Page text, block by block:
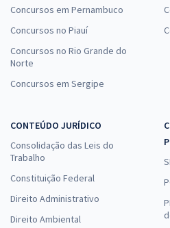
Concursos em Pernambuco
Concursos no Piauí
Concursos no Rio Grande do
Norte
Concursos em Sergipe
CONTEÚDO JURÍDICO
Consolidação das Leis do
Trabalho
Constituição Federal
Direito Administrativo
Direito Ambiental